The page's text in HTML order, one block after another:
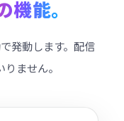
機能。
発動します。配信
ません。